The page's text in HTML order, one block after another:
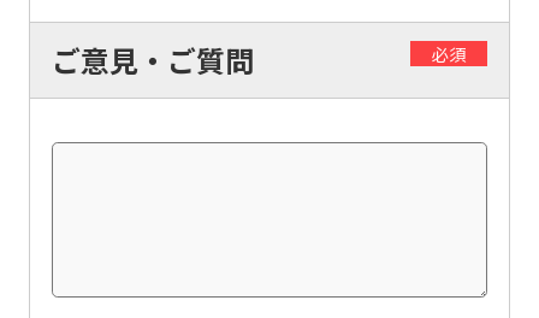
ご意見・ご質問 必須
fully
this
before